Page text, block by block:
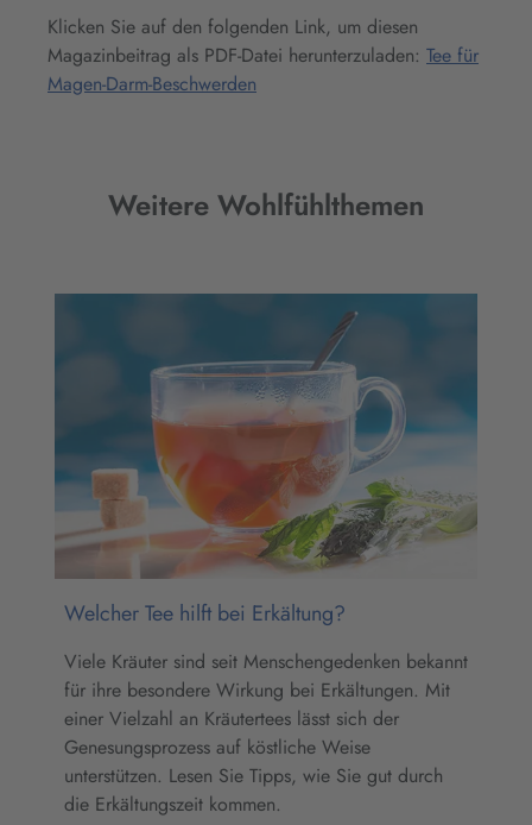
Klicken Sie auf den folgenden Link, um diesen
Magazinbeitrag als PDF-Datei herunterzuladen: Tee für
Magen-Darm-Beschwerden
Weitere Wohlfühlthemen
Welcher Tee hilft bei Erkältung?
Viele Kräuter sind seit Menschengedenken bekannt
für ihre besondere Wirkung bei Erkältungen. Mit
einer Vielzahl an Kräutertees lässt sich der
Genesungsprozess auf köstliche Weise
unterstützen. Lesen Sie Tipps, wie Sie gut durch
die Erkältungszeit kommen.